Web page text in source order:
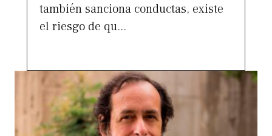
también sanciona conductas, existe
el riesgo de qu...